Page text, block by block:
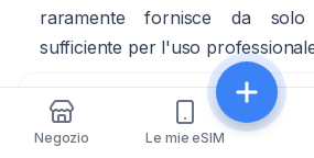
raramente fornisce da
sufficiente per l'uso
Why Travelers Need
Before Leaving the
Condividi
Negozio Le mie eSIM